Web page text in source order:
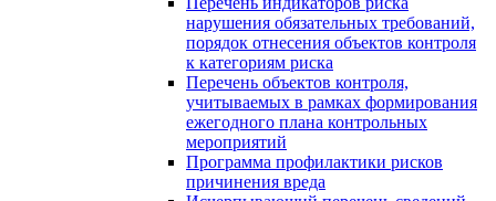
нарушения обязательных требований,
порядок отнесения объектов контроля
к категориям риска
Перечень объектов контроля,
учитываемых в рамках формирования
ежегодного плана контрольных
мероприятий
Программа профилактики рисков
причинения вреда